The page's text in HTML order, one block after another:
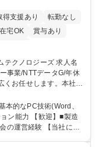
得支援あり
転勤なし
在宅OK
賞与あり
ノロジーズ 求人名
事業/NTTデータG/年休
けではなく、社員や現
柔軟に対応いただくこ
用業務のサポート■来
本的なPC技術(Word、
ン能力 【歓迎】■製造
験 【当社につ